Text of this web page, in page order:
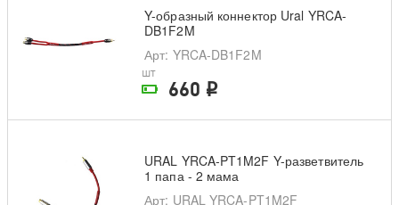
На складе поставщика
Y-образный коннектор Ural YRCA-
DB1F2M
Арт: YRCA-DB1F2M
шт
660 i
URAL YRCA-PT1M2F Y-разветвитель
1 папа - 2 мама
Арт: URAL YRCA-PT1M2F